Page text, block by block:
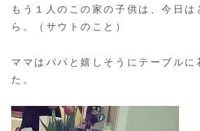
もう１人のこの家の子供は、今日は
ら。（サウトのこと）
ママはパパと嬉しそうにテーブルに
た。